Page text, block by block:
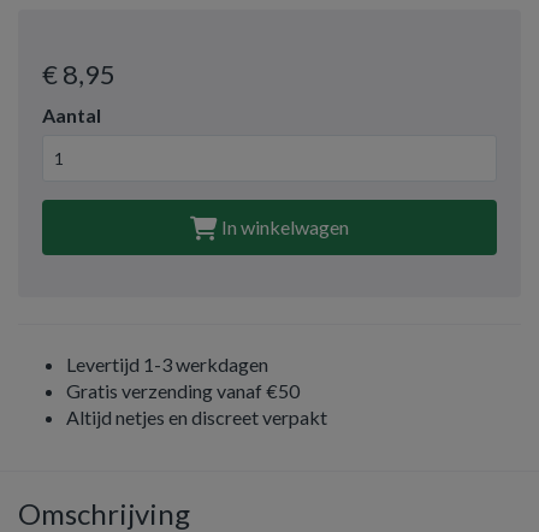
€ 8,95
Aantal
In winkelwagen
Levertijd 1-3 werkdagen
Gratis verzending vanaf €50
Altijd netjes en discreet verpakt
Omschrijving